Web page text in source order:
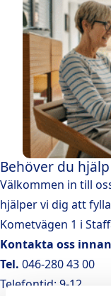
Behöver du
Välkommen in till
hjälper vi dig att
Kometvägen 1 i
Kontakta oss
Tel. 046-280 43 00
Telefontid: 9-12